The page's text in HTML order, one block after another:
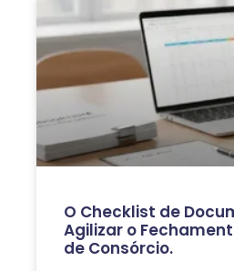
O Checklist de
Agilizar o
de Consórcio.